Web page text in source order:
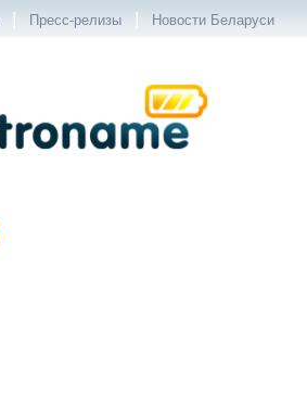
| Пресс-релизы | Новости Беларуси